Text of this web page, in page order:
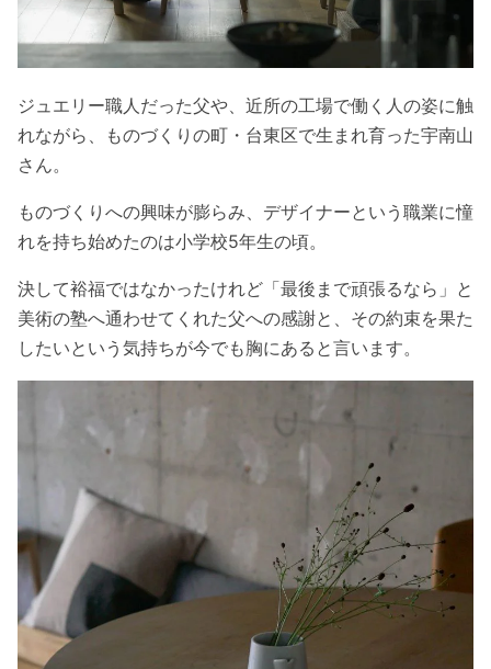
ジュエリー職人だった父や、近所の工場で働く人の姿に触
れながら、ものづくりの町・台東区で生まれ育った宇南山
さん。
ものづくりへの興味が膨らみ、デザイナーという職業に憧
れを持ち始めたのは小学校5年生の頃。
決して裕福ではなかったけれど「最後まで頑張るなら」と
美術の塾へ通わせてくれた父への感謝と、その約束を果た
したいという気持ちが今でも胸にあると言います。